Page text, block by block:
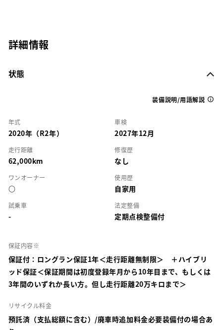
詳細情報
状態
装備説明/用語解説
年式
2020年（R2年）
車検
2027年12月
走行距離
62,000km
修復歴
なし
ワンオーナー
○
使用歴
自家用
試乗車
-
法定整備
定期点検整備付
保証内容※
保証付：ロングラン保証1年＜走行距離無制限＞ ＋ハイブリ
ッド保証＜保証期間は初度登録年月から10年目まで、もしくは
3年間のいずれか長い方。但し走行距離20万キロまで＞
リサイクル料金
預託済（支払総額に含む）/廃車時追加料金必要装備付の場合あ